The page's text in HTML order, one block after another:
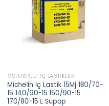
MOTOSIKLET İÇ LASTIKLERI
Michelin İç Lastik 15Mj 180/70-
15 140/90-15 150/90-15
170/80-15 L Supap